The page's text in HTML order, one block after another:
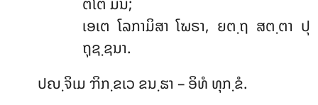
ເອເຕ ໂລກາມິສາ ໂຆຣາ, ຍຕ຺ຖ ສຕ຺ຕາ ປຸ
ຖຸຊ຺ຊນາ.
ປຎ຺ຈິເມ ຠິກ຺ຂເວ ຂນ຺ຘາ – ອິທໍ ທຸກ຺ຂໍ.